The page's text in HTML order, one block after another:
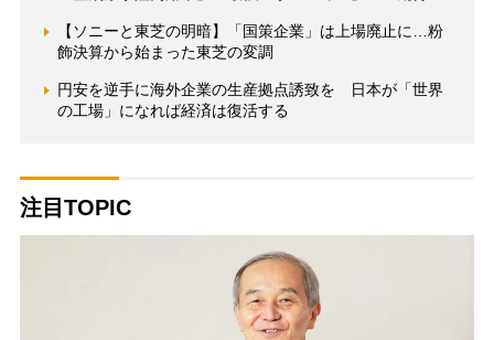
【ソニーと東芝の明暗】「国策企業」は上場廃止に…粉
飾決算から始まった東芝の変調
円安を逆手に海外企業の生産拠点誘致を 日本が「世界
の工場」になれば経済は復活する
注目TOPIC